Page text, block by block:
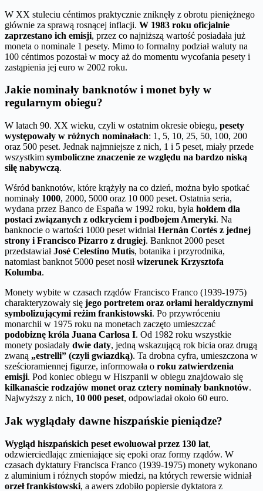
W XX stuleciu céntimos praktycznie zniknęły z obrotu pieniężnego
głównie za sprawą rosnącej inflacji. W 1983 roku oficjalnie
zaprzestano ich emisji, przez co najniższą wartość posiadała już
moneta o nominale 1 pesety. Mimo to formalny podział waluty na
100 céntimos pozostał w mocy aż do momentu wycofania pesety i
zastąpienia jej euro w 2002 roku.
Jakie nominały banknotów i monet były w
regularnym obiegu?
W latach 90. XX wieku, czyli w ostatnim okresie obiegu, pesety
występowały w różnych nominałach: 1, 5, 10, 25, 50, 100, 200
oraz 500 peset. Jednak najmniejsze z nich, 1 i 5 peset, miały przede
wszystkim symboliczne znaczenie ze względu na bardzo niską
siłę nabywczą.
Wśród banknotów, które krążyły na co dzień, można było spotkać
nominały 1000, 2000, 5000 oraz 10 000 peset. Ostatnia seria,
wydana przez Banco de España w 1992 roku, była hołdem dla
postaci związanych z odkryciem i podbojem Ameryki. Na
banknocie o wartości 1000 peset widniałHernán Cortés z jednej
strony i Francisco Pizarro z drugiej. Banknot 2000 peset
przedstawiałJosé Celestino Mutis, botanika i przyrodnika,
natomiast banknot 5000 peset nosiłwizerunek Krzysztofa
Kolumba.
Monety wybite w czasach rządów Francisco Franco (1939-1975)
charakteryzowały się jego portretem oraz orłami heraldycznymi
symbolizującymi reżim frankistowski. Po przywróceniu
monarchii w 1975 roku na monetach zaczęto umieszczać
podobiznę króla Juana Carlosa I. Od 1982 roku wszystkie
monety posiadały dwie daty, jedną wskazującą rok bicia oraz drugą
zwaną „estrelli” (czyli gwiazdką). Ta drobna cyfra, umieszczona w
sześcioramiennej figurze, informowała o roku zatwierdzenia
emisji. Pod koniec obiegu w Hiszpanii w obiegu znajdowało się
kilkanaście rodzajów monet oraz cztery nominały banknotów.
Najwyższy z nich, 10 000 peset, odpowiadał około 60 euro.
Jak wyglądały dawne hiszpańskie pieniądze?
Wygląd hiszpańskich peset ewoluował przez 130 lat,
odzwierciedlając zmieniające się epoki oraz formy rządów. W
czasach dyktatury Francisca Franco (1939-1975) monety wykonano
z aluminium i różnych stopów miedzi, na których rewersie widniał
orzeł frankistowski, a awers zdobiło popiersie dyktatora z